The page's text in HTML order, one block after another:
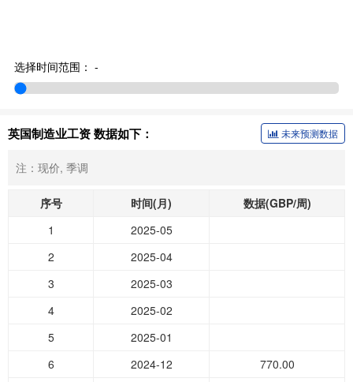
选择时间范围： -
英国制造业工资 数据如下： 未来预测数据
注：现价, 季调
序号 时间(月)
数据(GBP/周)
1
2025-05
2
2025-04
3
2025-03
4
2025-02
5
2025-01
6
2024-12
770.00